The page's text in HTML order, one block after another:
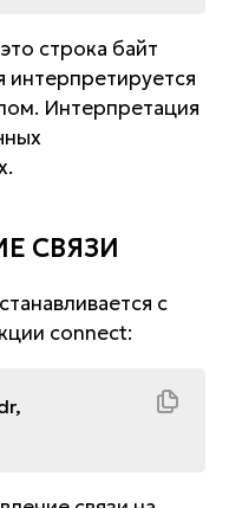
строка байт
Интерпретация
СВЯЗИ
с
connect: